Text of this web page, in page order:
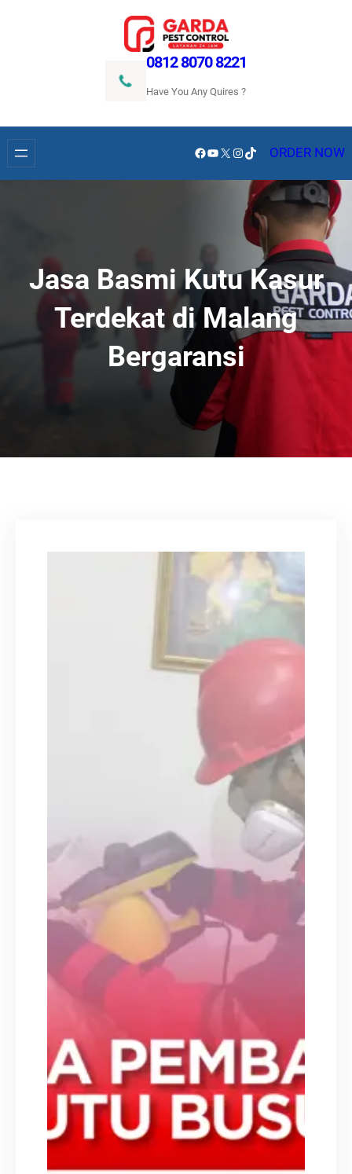
0812 8070 8221
Have You Any Quires ?
Facebook
YouTube
X Instagram
TikTokORDER NOW
Jasa Basmi Kutu Kasur
Terdekat di Malang
Bergaransi